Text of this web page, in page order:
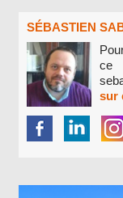
SÉBASTIEN
ce
sur